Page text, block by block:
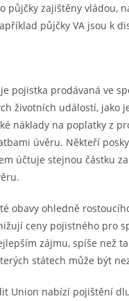
půjčky zajištěny vládou,
půjčky VA jsou k
pojistka prodávaná ve
životních událostí, jako
náklady na poplatky z
úvěru. Někteří
účtuje stejnou částku
obavy ohledně
ceny pojistného pro
zájmu, spíše než
státech může být
Union nabízí pojištění